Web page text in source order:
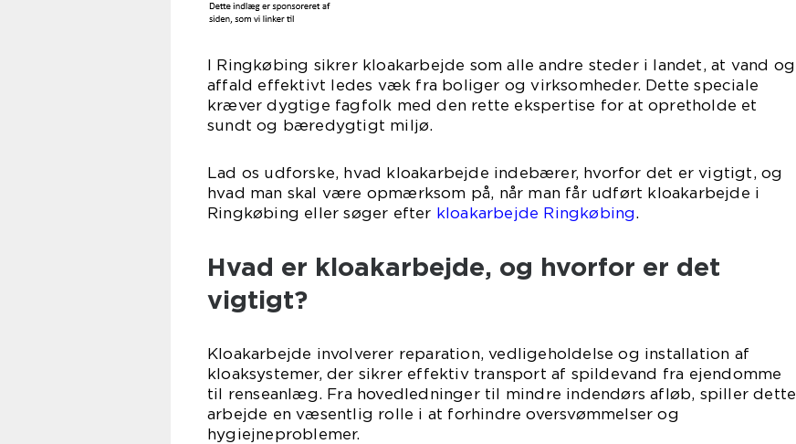
I Ringkøbing sikrer kloakarbejde som alle andre steder i landet, at vand og
affald effektivt ledes væk fra boliger og virksomheder. Dette speciale
kræver dygtige fagfolk med den rette ekspertise for at opretholde et
sundt og bæredygtigt miljø.
Lad os udforske, hvad kloakarbejde indebærer, hvorfor det er vigtigt, og
hvad man skal være opmærksom på, når man får udført kloakarbejde i
Ringkøbing eller søger efter kloakarbejde Ringkøbing.
Hvad er kloakarbejde, og hvorfor er det
vigtigt?
Kloakarbejde involverer reparation, vedligeholdelse og installation af
kloaksystemer, der sikrer effektiv transport af spildevand fra ejendomme
til renseanlæg. Fra hovedledninger til mindre indendørs afløb, spiller dette
arbejde en væsentlig rolle i at forhindre oversvømmelser og
hygiejneproblemer.